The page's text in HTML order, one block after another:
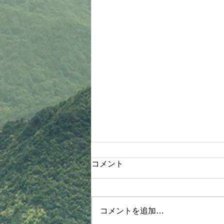
8/8 バーベキュー大会開催
①事前に申し込みされていない方
加費は田中まで支払いください
コメント
コメントを追加…